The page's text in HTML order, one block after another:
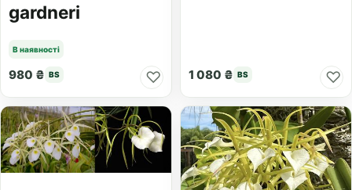
gardneri
В наявності
980 ₴ BS ♡ 1 080 ₴ BS ♡